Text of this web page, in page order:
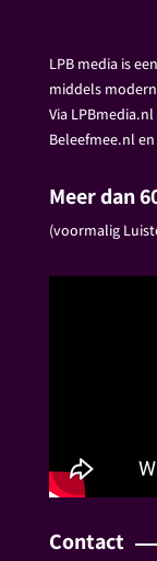
LPB media is
middels
Via
Beleefmee.nl
Meer dan
(voormalig
Contact